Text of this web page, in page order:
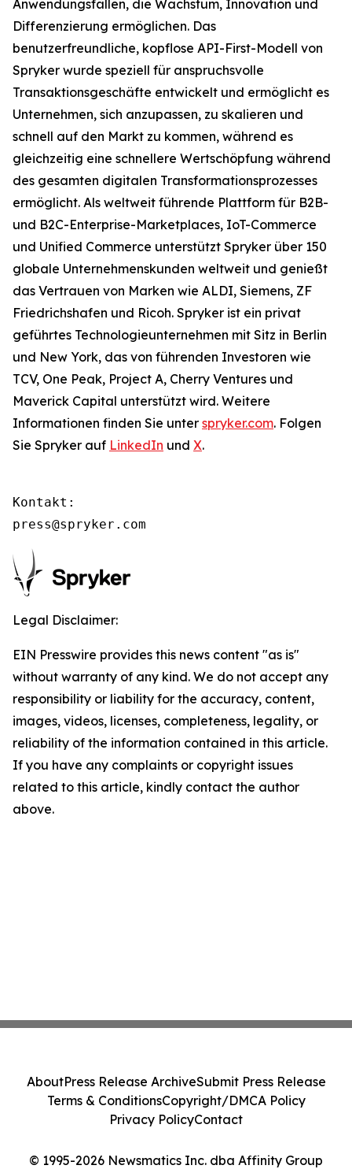
Anwendungsfällen, die Wachstum, Innovation und
Differenzierung ermöglichen. Das
benutzerfreundliche, kopflose API-First-Modell von
Spryker wurde speziell für anspruchsvolle
Transaktionsgeschäfte entwickelt und ermöglicht es
Unternehmen, sich anzupassen, zu skalieren und
schnell auf den Markt zu kommen, während es
gleichzeitig eine schnellere Wertschöpfung während
des gesamten digitalen Transformationsprozesses
ermöglicht. Als weltweit führende Plattform für B2B-
und B2C-Enterprise-Marketplaces, IoT-Commerce
und Unified Commerce unterstützt Spryker über 150
globale Unternehmenskunden weltweit und genießt
das Vertrauen von Marken wie ALDI, Siemens, ZF
Friedrichshafen und Ricoh. Spryker ist ein privat
geführtes Technologieunternehmen mit Sitz in Berlin
und New York, das von führenden Investoren wie
TCV, One Peak, Project A, Cherry Ventures und
Maverick Capital unterstützt wird. Weitere
Informationen finden Sie unter spryker.com. Folgen
Sie Spryker auf LinkedIn und X.
Kontakt:
press@spryker.com
Legal Disclaimer:
EIN Presswire provides this news content "as is"
without warranty of any kind. We do not accept any
responsibility or liability for the accuracy, content,
images, videos, licenses, completeness, legality, or
reliability of the information contained in this article.
If you have any complaints or copyright issues
related to this article, kindly contact the author
above.
© 1995-2026 Newsmatics Inc. dba Affinity Group
AboutPress Release ArchiveSubmit Press Release
Terms & ConditionsCopyright/DMCA Policy
Privacy PolicyContact